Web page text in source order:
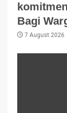
Bagi
7 August 2026